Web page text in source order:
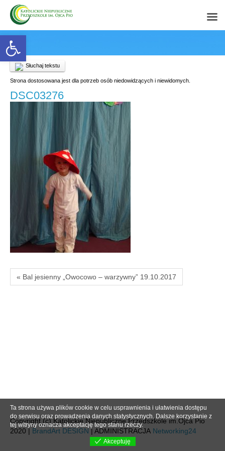
Open toolbar
Słuchaj tekstu
Strona dostosowana jest dla potrzeb osób niedowidzących i niewidomych.
DSC03276
« Bal jesienny „Owocowo – warzywny” 19.10.2017
Copyright (c) Katolickie Niepubliczne Przedszkole im.Ojca Pio
2020 | BrandArt DESIGN | ADMINISTRACJA Networking24
Ta strona używa plików cookie w celu usprawnienia i ułatwienia dostępu
do serwisu oraz prowadzenia danych statystycznych. Dalsze korzystanie z
tej witryny oznacza akceptację tego stanu rzeczy.
Akceptuję